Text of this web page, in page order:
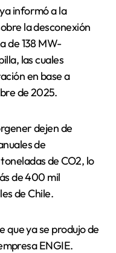
informó a la
la desconexión
de 138 MW-
las cuales
en base a
de 2025.
dejen de
de
de CO2, lo
de 400 mil
de Chile.
que ya se produjo de
ENGIE.